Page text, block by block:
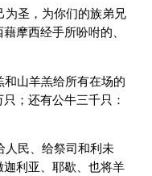
为圣，为你们的族弟兄
摩西经手所吩咐的、
山羊羔给所有在场的
；还有公牛三千只：
人民、给祭司和利未
利亚、耶歇、也将羊